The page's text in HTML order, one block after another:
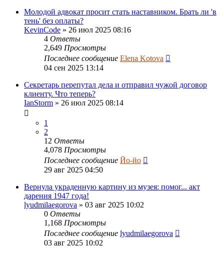
Молодой адвокат просит стать наставником. Брать ли 'в
тень' без оплаты?
KevinCode » 26 июл 2025 08:16
4 Ответы
2,649 Просмотры
Последнее сообщение Elena Kotova
04 сен 2025 13:14
Секретарь перепутал дела и отправил чужой договор
клиенту. Что теперь?
IanStorm » 26 июл 2025 08:14
1
2
12 Ответы
4,078 Просмотры
Последнее сообщение Йо-йо
29 авг 2025 04:50
Вернула украденную картину из музея: помог... акт
дарения 1947 года!
lyudmilaegorova » 03 авг 2025 10:02
0 Ответы
1,168 Просмотры
Последнее сообщение lyudmilaegorova
03 авг 2025 10:02